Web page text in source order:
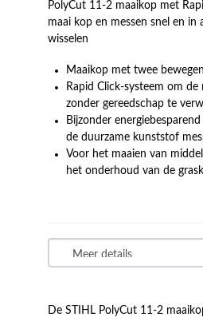
PolyCut 11-2 maaikop met
maai kop en messen snel en in
wisselen
Maaikop met twee
Rapid Click-systeem om de
zonder gereedschap te
Bijzonder
de duurzame kunststof
Voor het maaien van
het onderhoud van de
De STIHL PolyCut 11-2